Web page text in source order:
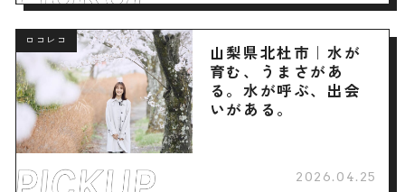
ロコレコ
山梨県北杜市｜水が
育む、うまさがあ
る。水が呼ぶ、出会
いがある。
2026.04.25